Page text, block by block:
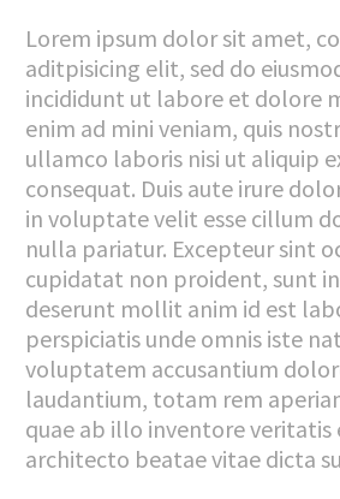
Lorem ipsum dolor sit amet,
aditpisicing elit, sed do
incididunt ut labore et dolore
enim ad mini veniam, quis
ullamco laboris nisi ut aliquip
consequat. Duis aute irure
in voluptate velit esse cillum
nulla pariatur. Excepteur sint
cupidatat non proident, sunt
deserunt mollit anim id est
perspiciatis unde omnis iste
voluptatem accusantium
laudantium, totam rem
quae ab illo inventore veritatis
architecto beatae vitae dicta